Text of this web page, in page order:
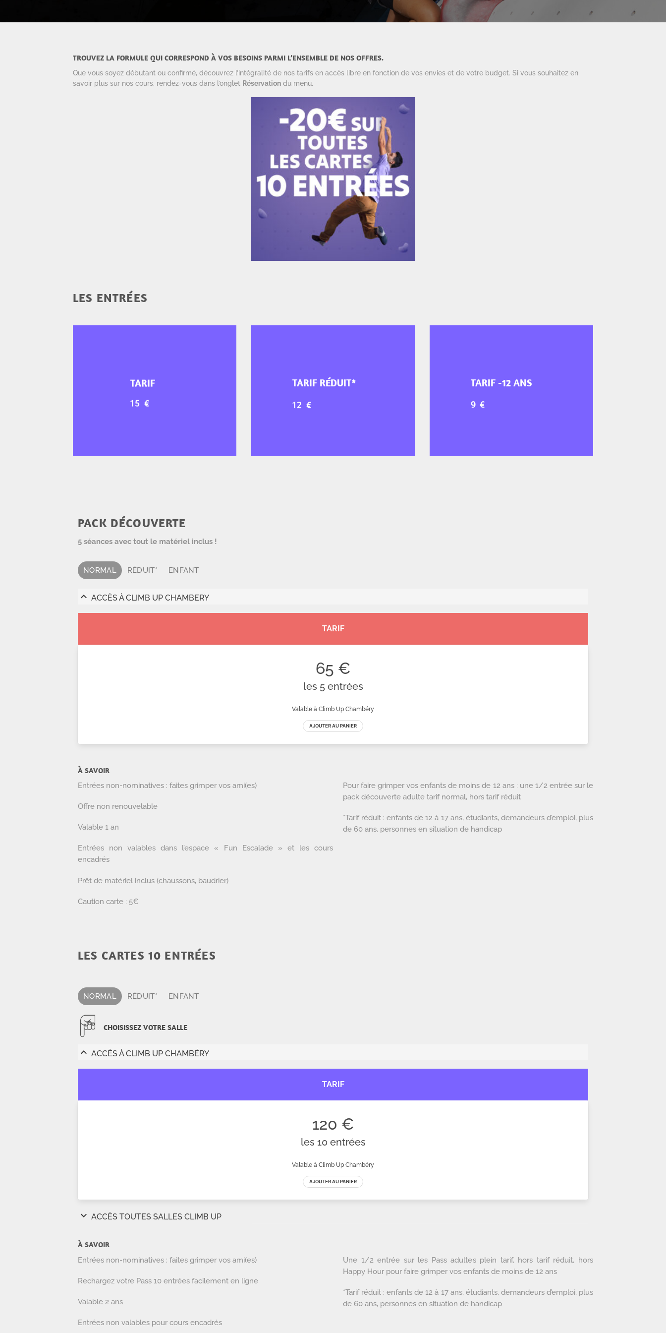
TROUVEZ LA FORMULE QUI CORRESPOND À VOS BESOINS PARMI L’ENSEMBLE DE NOS OFFRES.
Que vous soyez débutant ou confirmé, découvrez l’intégralité de nos tarifs en accès libre en fonction de vos envies et de votre budget. Si vous souhaitez en
savoir plus sur nos cours, rendez-vous dans l’onglet Réservation du menu.
LES ENTRÉES
TARIF TARIF RÉDUIT* TARIF -12 ANS
PACK DÉCOUVERTE
5 séances avec tout le matériel inclus !
NORMAL RÉDUIT* ENFANT
À SAVOIR
Entrées non-nominatives : faites grimper vos ami(es)
Offre non renouvelable
Valable 1 an
Entrées non valables dans l’espace « Fun Escalade » et les cours
encadrés
Prêt de matériel inclus (chaussons, baudrier)
Caution carte : 5€
Pour faire grimper vos enfants de moins de 12 ans : une 1/2 entrée sur le
pack découverte adulte tarif normal, hors tarif réduit
*Tarif réduit : enfants de 12 à 17 ans, étudiants, demandeurs d’emploi, plus
de 60 ans, personnes en situation de handicap
LES CARTES 10 ENTRÉES
NORMAL RÉDUIT* ENFANT
CHOISISSEZ VOTRE SALLE
À SAVOIR
Entrées non-nominatives : faites grimper vos ami(es)
Rechargez votre Pass 10 entrées facilement en ligne
Valable 2 ans
Entrées non valables pour cours encadrés
Une 1/2 entrée sur les Pass adultes plein tarif, hors tarif réduit, hors
Happy Hour pour faire grimper vos enfants de moins de 12 ans
*Tarif réduit : enfants de 12 à 17 ans, étudiants, demandeurs d’emploi, plus
de 60 ans, personnes en situation de handicap